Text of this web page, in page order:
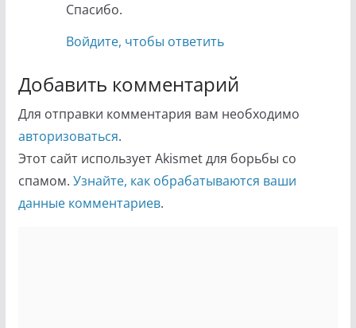
Спасибо.
Войдите, чтобы ответить
Добавить комментарий
Для отправки комментария вам необходимо
авторизоваться.
Этот сайт использует Akismet для борьбы со
спамом. Узнайте, как обрабатываются ваши
данные комментариев.